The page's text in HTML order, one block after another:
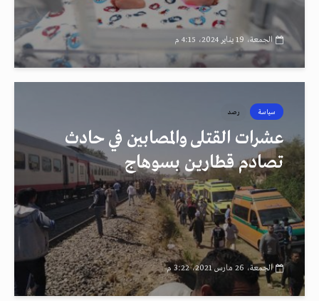
الجمعة، 19 يناير 2024، 4:15 م
سياسة رصد
عشرات القتلى والمصابين في حادث
تصادم قطارين بسوهاج
الجمعة، 26 مارس 2021، 3:22 م